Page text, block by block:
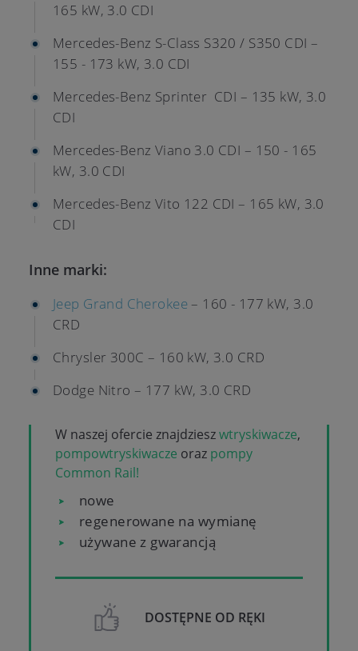
165 kW, 3.0 CDI
Mercedes-Benz S-Class S320 / S350 CDI –
155 - 173 kW, 3.0 CDI
Mercedes-Benz Sprinter CDI – 135 kW, 3.0
CDI
Mercedes-Benz Viano 3.0 CDI – 150 - 165
kW, 3.0 CDI
Mercedes-Benz Vito 122 CDI – 165 kW, 3.0
CDI
Inne marki:
Jeep Grand Cherokee– 160 - 177 kW, 3.0
CRD
Chrysler 300C – 160 kW, 3.0 CRD
Dodge Nitro – 177 kW, 3.0 CRD
W naszej ofercie znajdzieszwtryskiwacze,
pompowtryskiwacze oraz pompy
Common Rail!
nowe
regenerowane na wymianę
używane z gwarancją
DOSTĘPNE OD RĘKI